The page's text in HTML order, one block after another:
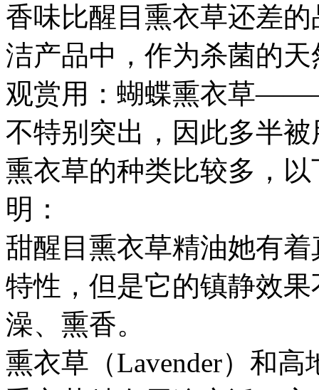
香味比醒目熏衣草还差
洁产品中，作为杀菌的
观赏用：蝴蝶熏衣草
不特别突出，因此多半
熏衣草的种类比较多，
明：
甜醒目熏衣草精油她有
特性，但是它的镇静效
澡、熏香。
熏衣草（Lavender）和高